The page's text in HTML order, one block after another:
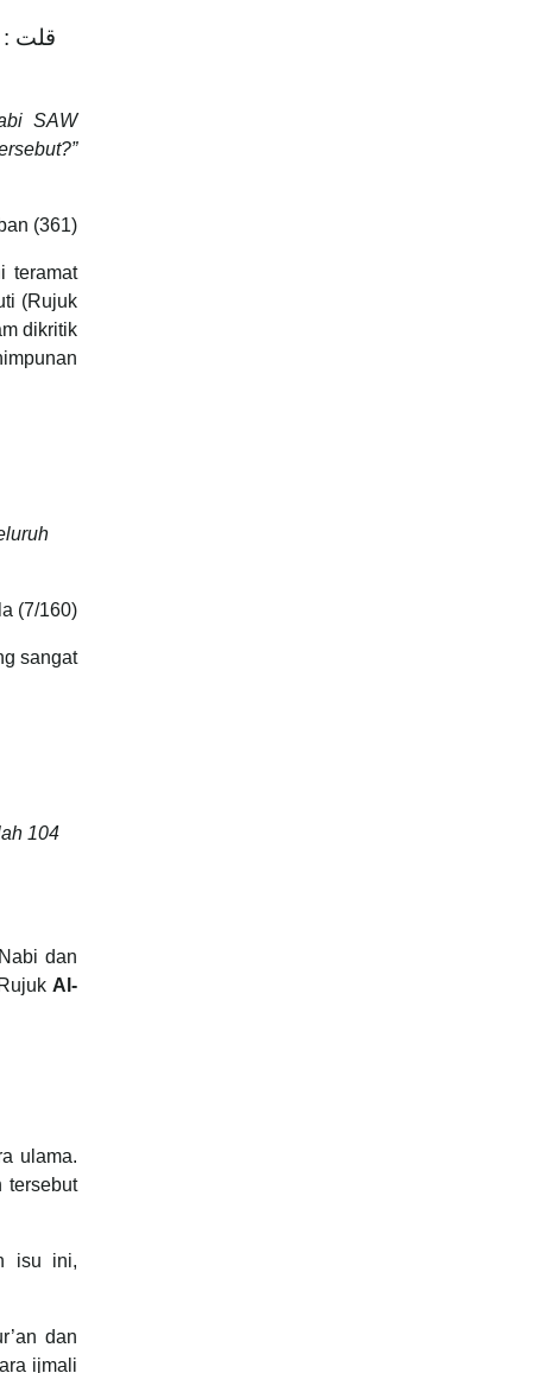
قلت :
SAW
(361)
teramat
(Rujuk
dikritik
(7/160)
sangat
104
dan
Al-
ulama.
tersebut
isu ini,
dan
ijmali